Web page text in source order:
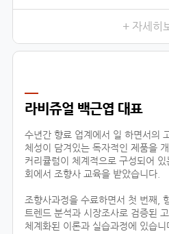
등을 생산, 판매, 수출하고 있으며,
+ 자세히
라비쥬얼 백근엽 대표
수년간 향료 업계에서 일 하면서의
체성이 담겨있는 독자적인 제품을
커리큘럼이 체계적으로 구성되어
회에서 조향사 교육을 받았습니다.
조향사과정을 수료하면서 첫 번째,
트렌드 분석과 시장조사로 검증된
체계화된 이론과 실습과정에 있습니